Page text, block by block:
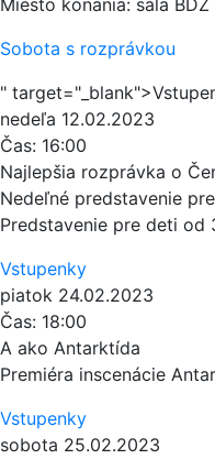
Miesto konania: sála BDŽ
Sobota s rozprávkou
"
nedeľa 12.02.2023
Čas: 16:00
Najlepšia rozprávka o
Nedeľné predstavenie
Predstavenie pre deti od
Vstupenky
piatok 24.02.2023
Čas: 18:00
A ako Antarktída
Premiéra inscenácie
Vstupenky
sobota 25.02.2023